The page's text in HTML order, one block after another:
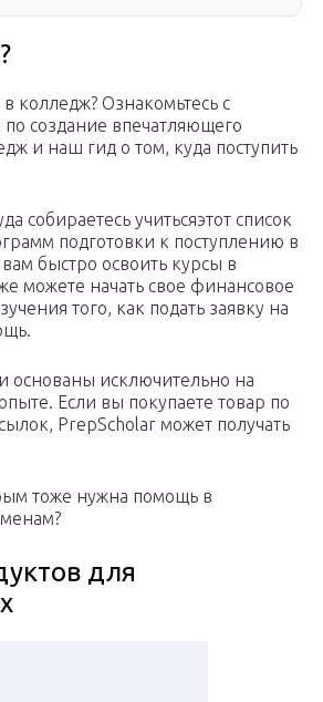
колледж? Ознакомьтесь с
создание впечатляющего
и наш гид о том, куда поступить
собираетесь учитьсяэтот список
подготовки к поступлению в
быстро освоить курсы в
можете начать свое финансовое
того, как подать заявку на
основаны исключительно на
Если вы покупаете товар по
PrepScholar может получать
тоже нужна помощь в
для